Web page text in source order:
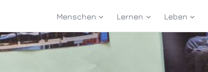
Menschen Lernen Leben